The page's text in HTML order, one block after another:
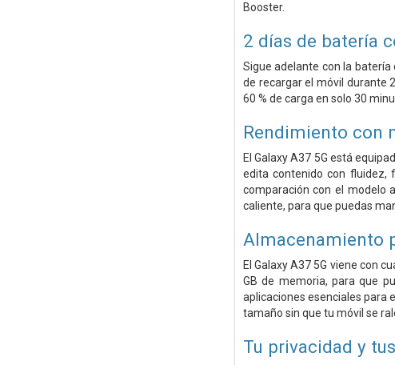
Booster.
2 días de batería
Sigue adelante con la batería
de recargar el móvil durante
60 % de carga en solo 30
Rendimiento con
El Galaxy A37 5G está
edita contenido con fluidez,
comparación con el modelo
caliente, para que puedas
Almacenamiento
El Galaxy A37 5G viene con
GB de memoria, para que
aplicaciones esenciales para
tamaño sin que tu móvil se
Tu privacidad y